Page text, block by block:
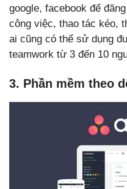
google, facebook để
công việc, thao tác kéo,
ai cũng có thể sử dụng
teamwork từ 3 đến 10
3. Phần mềm theo